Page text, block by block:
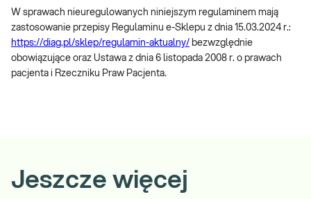
W sprawach nieuregulowanych niniejszym regulaminem mają
zastosowanie przepisy Regulaminu e-Sklepu z dnia 15.03.2024 r.:
https://diag.pl/sklep/regulamin-aktualny/ bezwzględnie
obowiązujące oraz Ustawa z dnia 6 listopada 2008 r. o prawach
pacjenta i Rzeczniku Praw Pacjenta.
Jeszcze więcej